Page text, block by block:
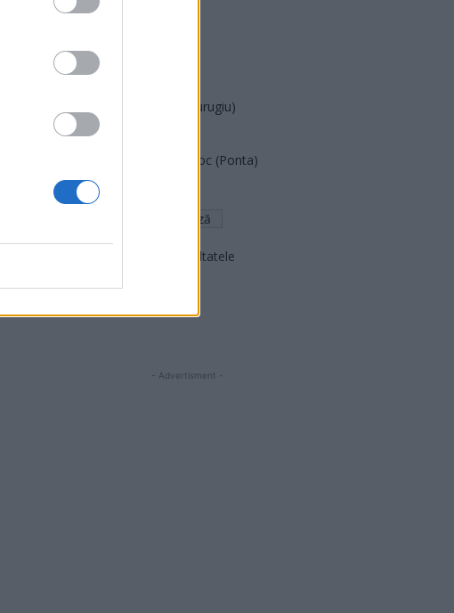
PNȚCD (Pavelescu)
PNCR (Terheș)
Partidul Patrioților (Surugiu)
FAR (Coarnă)
România pe Primul Loc (Ponta)
Altul
Arată rezultatele
- Advertisment -